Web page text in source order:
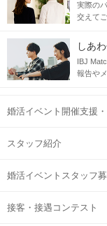
実際の
交えて
しあ
IBJ
報告や
婚活イベント開催支援
スタッフ紹介
婚活イベントスタッフ
接客・接遇コンテスト